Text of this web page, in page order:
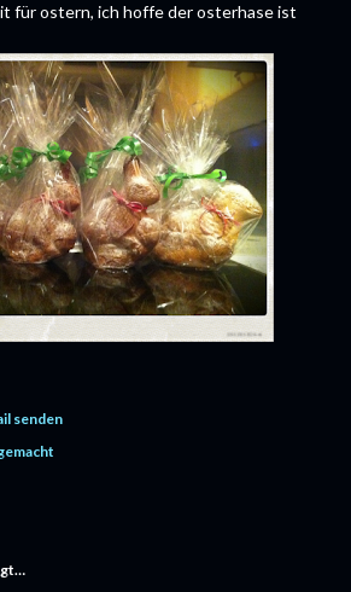
für ostern, ich hoffe der osterhase ist
senden